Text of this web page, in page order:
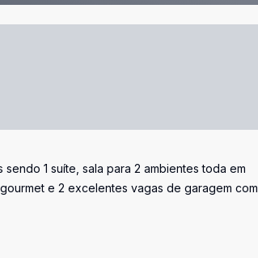
1 suíte, sala para 2 ambientes toda em
e 2 excelentes vagas de garagem com